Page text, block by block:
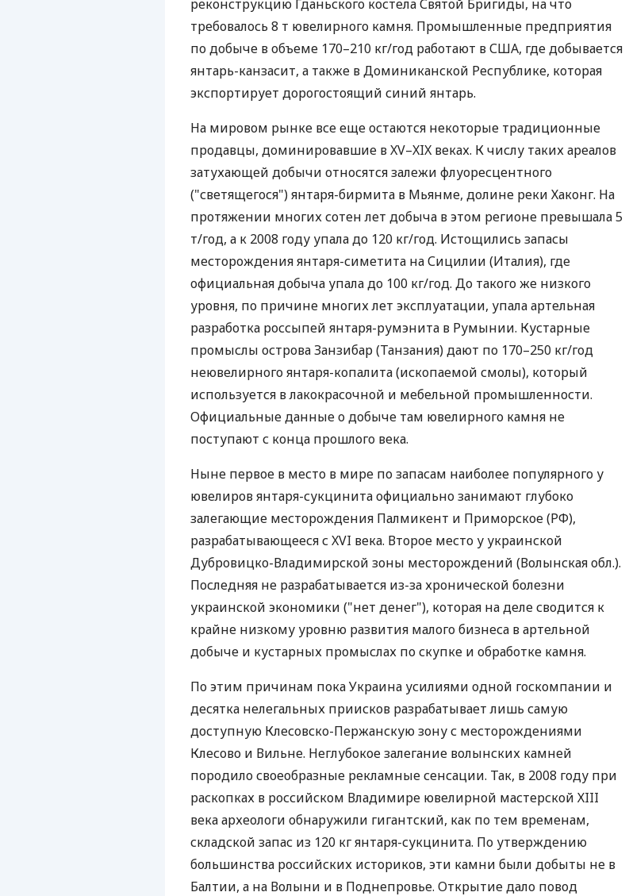
реконструкцию Гданьского костела Святой Бригиды, на что
требовалось 8 т ювелирного камня. Промышленные предприятия
по добыче в объеме 170–210 кг/год работают в США, где добывается
янтарь-канзасит, а также в Доминиканской Республике, которая
экспортирует дорогостоящий синий янтарь.
На мировом рынке все еще остаются некоторые традиционные
продавцы, доминировавшие в XV–XIX веках. К числу таких ареалов
затухающей добычи относятся залежи флуоресцентного
("светящегося") янтаря-бирмита в Мьянме, долине реки Хаконг. На
протяжении многих сотен лет добыча в этом регионе превышала 5
т/год, а к 2008 году упала до 120 кг/год. Истощились запасы
месторождения янтаря-симетита на Сицилии (Италия), где
официальная добыча упала до 100 кг/год. До такого же низкого
уровня, по причине многих лет эксплуатации, упала артельная
разработка россыпей янтаря-румэнита в Румынии. Кустарные
промыслы острова Занзибар (Танзания) дают по 170–250 кг/год
неювелирного янтаря-копалита (ископаемой смолы), который
используется в лакокрасочной и мебельной промышленности.
Официальные данные о добыче там ювелирного камня не
поступают с конца прошлого века.
Ныне первое в место в мире по запасам наиболее популярного у
ювелиров янтаря-сукцинита официально занимают глубоко
залегающие месторождения Палмикент и Приморское (РФ),
разрабатывающееся с XVI века. Второе место у украинской
Дубровицко-Владимирской зоны месторождений (Волынская обл.).
Последняя не разрабатывается из-за хронической болезни
украинской экономики ("нет денег"), которая на деле сводится к
крайне низкому уровню развития малого бизнеса в артельной
добыче и кустарных промыслах по скупке и обработке камня.
По этим причинам пока Украина усилиями одной госкомпании и
десятка нелегальных приисков разрабатывает лишь самую
доступную Клесовско-Пержанскую зону с месторождениями
Клесово и Вильне. Неглубокое залегание волынских камней
породило своеобразные рекламные сенсации. Так, в 2008 году при
раскопках в российском Владимире ювелирной мастерской ХIII
века археологи обнаружили гигантский, как по тем временам,
складской запас из 120 кг янтаря-сукцинита. По утверждению
большинства российских историков, эти камни были добыты не в
Балтии, а на Волыни и в Поднепровье. Открытие дало повод